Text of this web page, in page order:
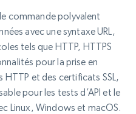
commande polyvalent
avec une syntaxe URL,
tels que HTTP, HTTPS
pour la prise en
et des certificats SSL,
pour les tests d’API et le
Linux, Windows et macOS.